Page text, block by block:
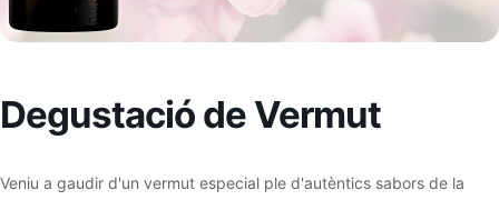
Degustació de Vermut
Veniu a gaudir d'un vermut especial ple d'autèntics sabors de la